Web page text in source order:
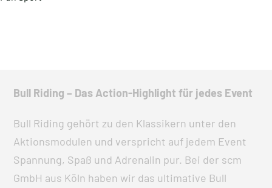
Bull Riding – Das Action-Highlight für jedes Event
Bull Riding gehört zu den Klassikern unter den
Aktionsmodulen und verspricht auf jedem Event
Spannung, Spaß und Adrenalin pur. Bei der scm
GmbH aus Köln haben wir das ultimative Bull